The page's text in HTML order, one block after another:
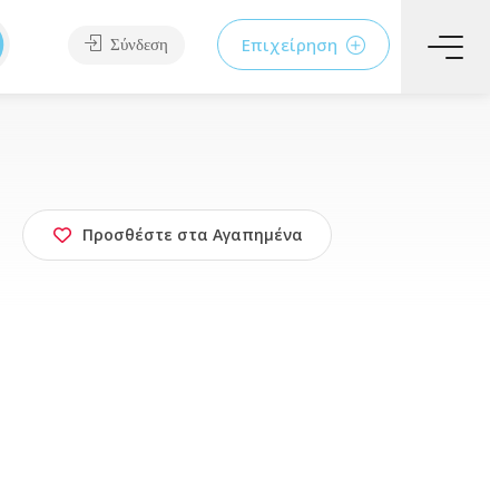
Σύνδεση Επιχείρηση
Προσθέστε στα Αγαπημένα